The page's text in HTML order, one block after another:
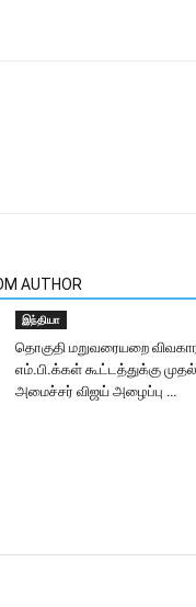
AUTHOR
இந்தியா
தொகுதி மறுவரையறை
எம்.பி.க்கள் கூட்டத்துக்கு
அமைச்சர் விஜய் அழைப்பு …